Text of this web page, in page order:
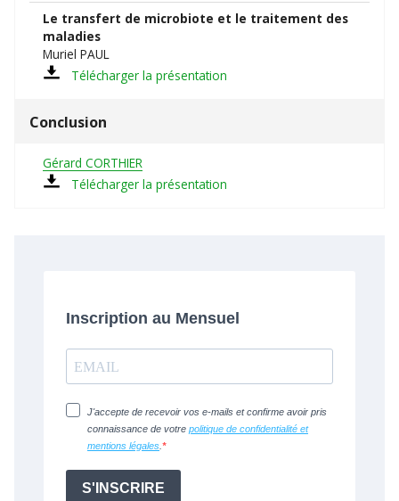
Le transfert de microbiote et le traitement des
maladies
Muriel PAUL
Télécharger la présentation
Conclusion
Gérard CORTHIER
Télécharger la présentation